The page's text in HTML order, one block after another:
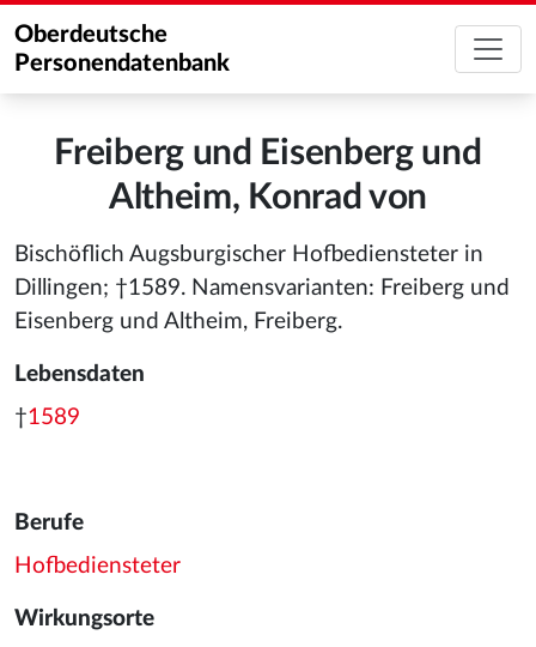
Oberdeutsche
Personendatenbank
Freiberg und Eisenberg und
Altheim, Konrad von
Bischöflich Augsburgischer Hofbediensteter in
Dillingen; †1589. Namensvarianten: Freiberg und
Eisenberg und Altheim, Freiberg.
Lebensdaten
†1589
Berufe
Hofbediensteter
Wirkungsorte